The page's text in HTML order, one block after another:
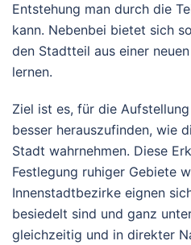
Entstehung man durch die
kann. Nebenbei bietet sich
den Stadtteil aus einer
lernen.
Ziel ist es, für die
besser herauszufinden, wie
Stadt wahrnehmen. Diese
Festlegung ruhiger Gebiete
Innenstadtbezirke eignen
besiedelt sind und ganz
gleichzeitig und in direkter